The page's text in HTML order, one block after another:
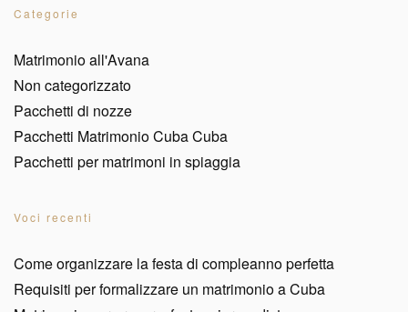
Categorie
Matrimonio all'Avana
Non categorizzato
Pacchetti di nozze
Pacchetti Matrimonio Cuba Cuba
Pacchetti per matrimoni in spiaggia
Voci recenti
Come organizzare la festa di compleanno perfetta
Requisiti per formalizzare un matrimonio a Cuba